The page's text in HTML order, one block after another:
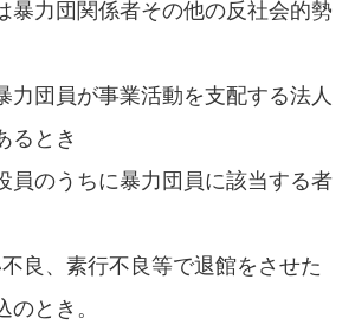
暴力団関係者その他の反社会的勢
団員が事業活動を支配する法人
るとき
のうちに暴力団員に該当する者
良、素行不良等で退館をさせた
とき。